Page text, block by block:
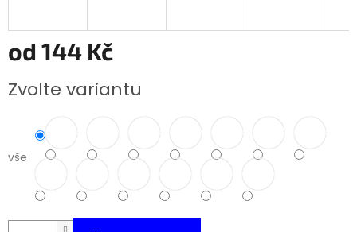
od 144 Kč
cena:
Zvolte variantu
vše